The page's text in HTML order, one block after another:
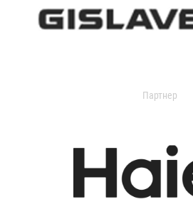
Партнер